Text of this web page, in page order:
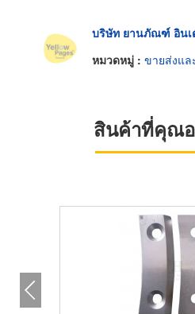
บริษัท ยานภัณฑ์ อินเ
หมวดหมู่ : ขายส่งและผู้
สินค้าที่คุณ